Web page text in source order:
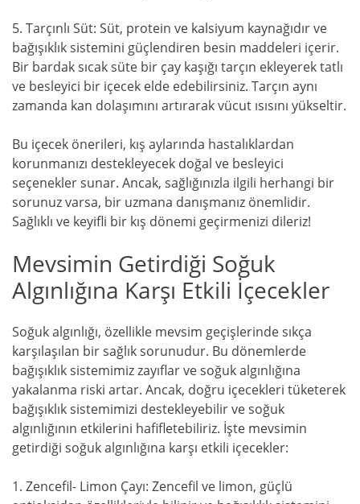
5. Tarçınlı Süt: Süt, protein ve kalsiyum kaynağıdır ve
bağışıklık sistemini güçlendiren besin maddeleri içerir.
Bir bardak sıcak süte bir çay kaşığı tarçın ekleyerek tatlı
ve besleyici bir içecek elde edebilirsiniz. Tarçın aynı
zamanda kan dolaşımını artırarak vücut ısısını yükseltir.
Bu içecek önerileri, kış aylarında hastalıklardan
korunmanızı destekleyecek doğal ve besleyici
seçenekler sunar. Ancak, sağlığınızla ilgili herhangi bir
sorunuz varsa, bir uzmana danışmanız önemlidir.
Sağlıklı ve keyifli bir kış dönemi geçirmenizi dileriz!
Mevsimin Getirdiği Soğuk
Algınlığına Karşı Etkili İçecekler
Soğuk algınlığı, özellikle mevsim geçişlerinde sıkça
karşılaşılan bir sağlık sorunudur. Bu dönemlerde
bağışıklık sistemimiz zayıflar ve soğuk algınlığına
yakalanma riski artar. Ancak, doğru içecekleri tüketerek
bağışıklık sistemimizi destekleyebilir ve soğuk
algınlığının etkilerini hafifletebiliriz. İşte mevsimin
getirdiği soğuk algınlığına karşı etkili içecekler:
1. Zencefil- Limon Çayı: Zencefil ve limon, güçlü